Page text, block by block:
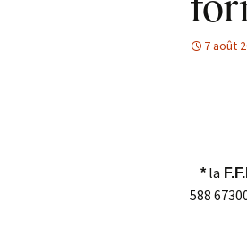
Naturopathie sur la
maladie de Lyme
7 août
* la
588